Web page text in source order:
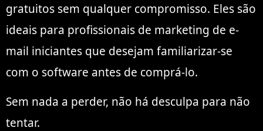
gratuitos sem qualquer compromisso. Eles são
ideais para profissionais de marketing de e-
mail iniciantes que desejam familiarizar-se
com o software antes de comprá-lo.
Sem nada a perder, não há desculpa para não
tentar.